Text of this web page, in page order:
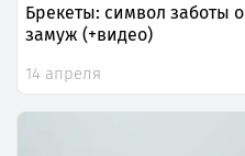
Брекеты: символ заботы
замуж (+видео)
14 апреля